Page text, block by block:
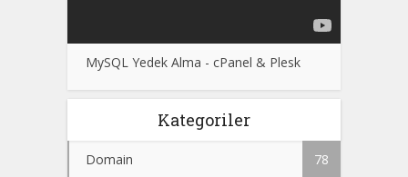
MySQL Yedek Alma - cPanel & Plesk
Kategoriler
Domain 78